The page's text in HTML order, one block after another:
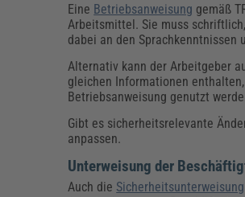
Eine Betriebsanweisung gemäß
Arbeitsmittel. Sie muss
dabei an den Sprachkenntnissen
Alternativ kann der Arbeitgeber
gleichen Informationen
Betriebsanweisung genutzt
Gibt es sicherheitsrelevante
anpassen.
Unterweisung der
Auch die Sicherheitsunterweisung